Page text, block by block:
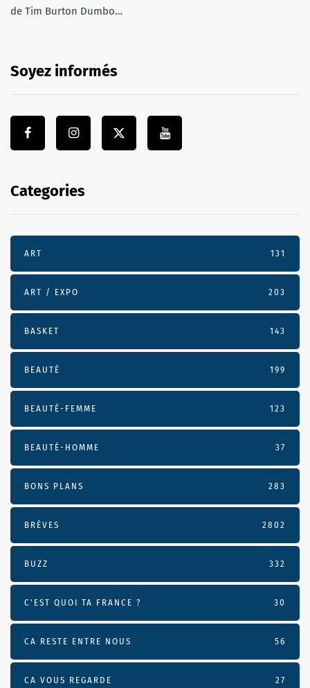
de Tim Burton Dumbo…
Soyez informés
Categories
ART 131
ART / EXPO 203
BASKET 143
BEAUTÉ 199
BEAUTÉ-FEMME 123
BEAUTÉ-HOMME 37
BONS PLANS 283
BRÈVES 2802
BUZZ 332
C'EST QUOI TA FRANCE ? 30
CA RESTE ENTRE NOUS 56
CA VOUS REGARDE 27